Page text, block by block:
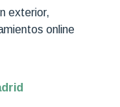
exterior,
online